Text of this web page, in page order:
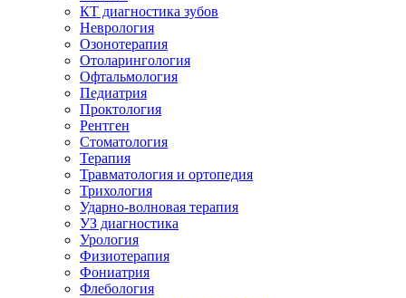
КТ диагностика зубов
Неврология
Озонотерапия
Отоларингология
Офтальмология
Педиатрия
Проктология
Рентген
Стоматология
Терапия
Травматология и ортопедия
Трихология
Ударно-волновая терапия
УЗ диагностика
Урология
Физиотерапия
Фониатрия
Флебология